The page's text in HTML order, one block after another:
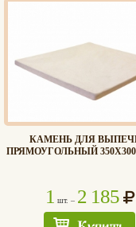
КАМЕНЬ ДЛЯ
ПРЯМОУГОЛЬНЫЙ
1 шт. – 2 185